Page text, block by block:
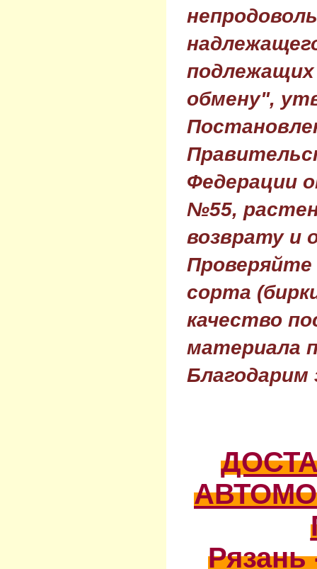
обмену",
Федерации
№55,
возврату и
Проверяйте
сорта
качество
материала
Благодарим
Рязань